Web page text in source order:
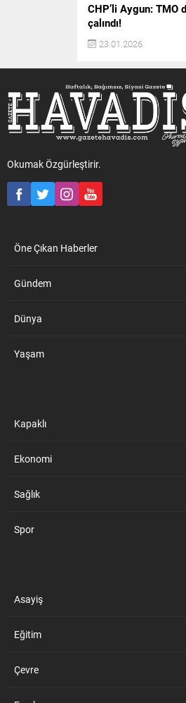
CHP’li Aygun: TMO
çalındı!
23.01.2026
Okumak Özgürleştirir.
Öne Çıkan Haberler
Gündem
Dünya
Yaşam
Kapaklı
Ekonomi
Sağlık
Spor
Asayiş
Eğitim
Çevre